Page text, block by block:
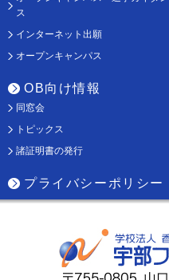
ス
インターネット出願
オープンキャンパス
OB向け情報
同窓会
トピックス
諸証明書の発行
プライバシーポリシー